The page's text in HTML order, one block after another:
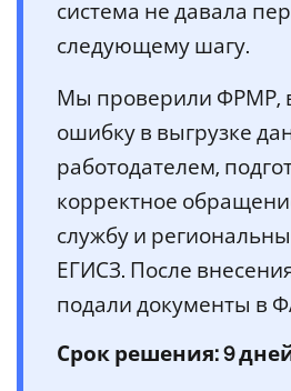
система не давала
следующему шагу.
Мы проверили ФРМР,
ошибку в выгрузке
работодателем,
корректное
службу и
ЕГИСЗ. После
подали документы в
Срок решения: 9